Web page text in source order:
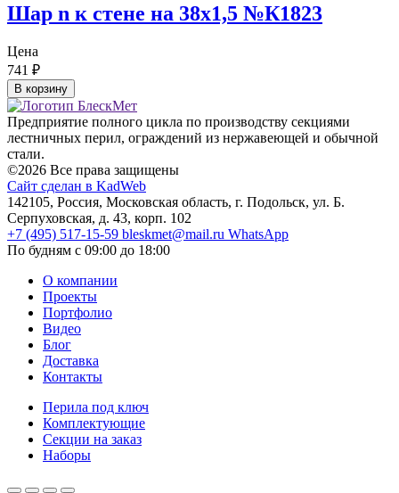
Шар n к стене на 38х1,5 №К1823
Цена
741 ₽
В корзину
Предприятие полного цикла по производству секциями
лестничных перил, ограждений из нержавеющей и обычной
стали.
©2026 Все права защищены
Сайт сделан в KadWeb
142105, Россия, Московская область, г. Подольск, ул. Б.
Серпуховская, д. 43, корп. 102
+7 (495) 517-15-59 bleskmet@mail.ru WhatsApp
По будням с 09:00 до 18:00
О компании
Проекты
Портфолио
Видео
Блог
Доставка
Контакты
Перила под ключ
Комплектующие
Секции на заказ
Наборы